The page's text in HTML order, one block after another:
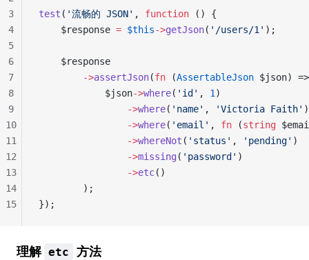
test ( '流畅的 JSON' , function () {
    $response
= $this->getJson( '/users/1' );
    $response
        ->
assertJson(fn (AssertableJson $json) =>
            $json
->where( 'id' , 1 )
                ->
where( 'name' , 'Victoria Faith' )
                ->
where( 'email' , fn (string
                ->
whereNot ( 'status' , 'pending' )
                ->
missing ( 'password' )
                ->
etc()
        );
});
3
4
5
6
7
8
9
10
11
12
13
14
15
理解 etc 方法